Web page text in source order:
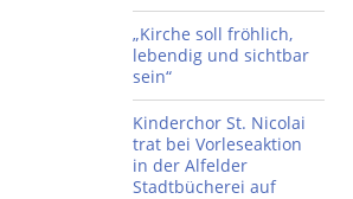
„Kirche soll fröhlich,
lebendig und sichtbar
sein“
Kinderchor St. Nicolai
trat bei Vorleseaktion
in der Alfelder
Stadtbücherei auf